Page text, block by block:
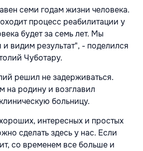
семи годам жизни человека.
процесс реабилитации у
будет за семь лет. Мы
видим результат", - поделился
Чуботару.
решил не задерживаться.
на родину и возглавил
больницу.
интересных и простых
сделать здесь у нас. Если
со временем все больше и